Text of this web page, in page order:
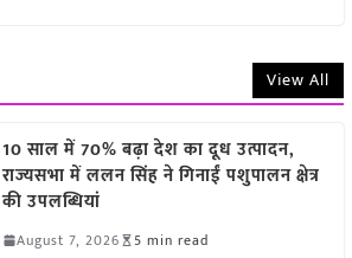
View All
10 साल में 70% बढ़ा देश का दूध उत्पादन,
राज्यसभा में ललन सिंह ने गिनाईं पशुपालन क्षेत्र
की उपलब्धियां
August 7, 2026 5 min read